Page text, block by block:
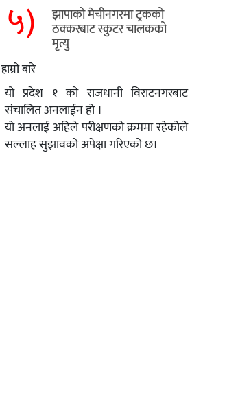
५) ​झापाको मेचीनगरमा ट्रकको
ठक्करबाट स्कुटर चालकको
मृत्यु
हाम्रो बारे
यो प्रदेश १ को राजधानी विराटनगरबाट
संचालित अनलाईन हो ।
यो अनलाई अहिले परीक्षणको क्रममा रहेकोले
सल्लाह सुझावको अपेक्षा गरिएको छ।